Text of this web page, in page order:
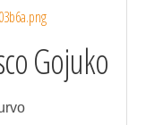
Gojuko